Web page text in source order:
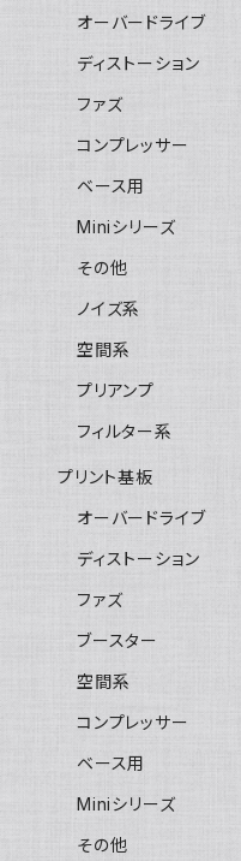
オーバードライブ
ディストーション
ファズ
コンプレッサー
ベース用
Miniシリーズ
その他
ノイズ系
空間系
プリアンプ
フィルター系
プリント基板
オーバードライブ
ディストーション
ファズ
ブースター
空間系
コンプレッサー
ベース用
Miniシリーズ
その他